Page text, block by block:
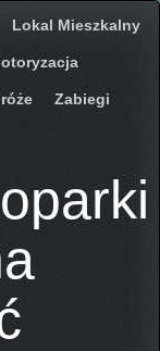
Lokal Mieszkalny
Zabiegi